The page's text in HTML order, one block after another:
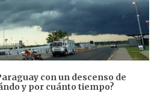
con un descenso de
y por cuánto tiempo?